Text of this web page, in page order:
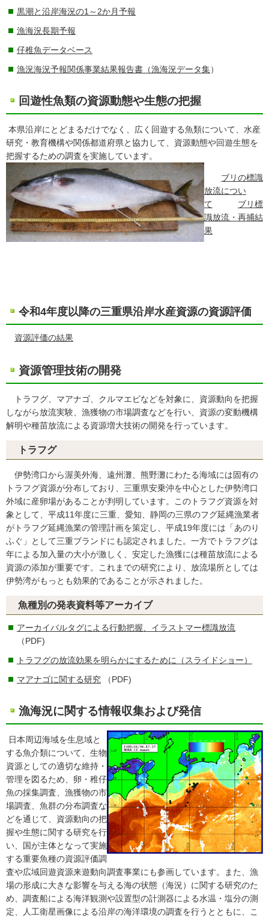
黒潮と沿岸海況の1～2か月予報
漁海況長期予報
仔稚魚データベース
漁況海況予報関係事業結果報告書（漁海況データ集）
回遊性魚類の資源動態や生態の把握
本県沿岸にとどまるだけでなく、広く回遊する魚類について、水産
研究・教育機構や関係都道府県と協力して、資源動態や回遊生態を
把握するための調査を実施しています。
ブリの標識
放流につい
て
ブリ標
識放流・再捕結
果
令和4年度以降の三重県沿岸水産資源の資源評価
資源評価の結果
資源管理技術の開発
トラフグ、マアナゴ、クルマエビなどを対象に、資源動向を把握
しながら放流実験、漁獲物の市場調査などを行い、資源の変動機構
解明や種苗放流による資源増大技術の開発を行っています。
トラフグ
伊勢湾口から渥美外海、遠州灘、熊野灘にわたる海域には固有の
トラフグ資源が分布しており、三重県安乗沖を中心とした伊勢湾口
外域に産卵場があることが判明しています。このトラフグ資源を対
象として、平成11年度に三重、愛知、静岡の三県のフグ延縄漁業者
がトラフグ延縄漁業の管理計画を策定し、平成19年度には「あのり
ふぐ」として三重ブランドにも認定されました。一方でトラフグは
年による加入量の大小が激しく、安定した漁獲には種苗放流による
資源の添加が重要です。これまでの研究により、放流場所としては
伊勢湾がもっとも効果的であることが示されました。
魚種別の発表資料等アーカイブ
アーカイバルタグによる行動把握、イラストマー標識放流
（PDF)
トラフグの放流効果を明らかにするために（スライドショー）
マアナゴに関する研究 （PDF)
漁海況に関する情報収集および発信
日本周辺海域を生息域と
する魚介類について、生物
資源としての適切な維持・
管理を図るため、卵・稚仔
魚の採集調査、漁獲物の市
場調査、魚群の分布調査な
どを通じて、資源動向の把
握や生態に関する研究を行
い、国が主体となって実施
する重要魚種の資源評価調
査や広域回遊資源来遊動向調査事業にも参画しています。また、漁
場の形成に大きな影響を与える海の状態（海況）に関する研究のた
め、調査船による海洋観測や設置型の計測器による水温・塩分の測
定、人工衛星画像による沿岸の海洋環境の調査を行うとともに、こ